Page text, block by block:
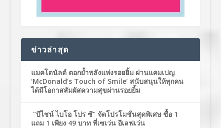
ข่าวล่าสุด
แมคโดนัลด์ ตอกย้ำพลังแห่งรอยยิ้ม ผ่านแคมเปญ
‘McDonald’s Touch of Smile’ สนับสนุนให้ทุกคน
ได้มีโอกาสสัมผัสความสุขผ่านรอยยิ้ม
“บีไชน์ ไบโอ โปร ซี” จัดโปรโมชั่นสุดพิเศษ ซื้อ 1
แถม 1 เพียง 49 บาท ที่เซเว่น อีเลฟเว่น